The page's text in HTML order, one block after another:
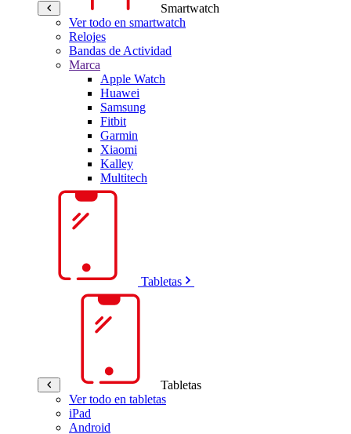
Smartwatch
Ver todo en smartwatch
Relojes
Bandas de Actividad
Marca
Apple Watch
Huawei
Samsung
Fitbit
Garmin
Xiaomi
Kalley
Multitech
Tabletas
Tabletas
Ver todo en tabletas
iPad
Android